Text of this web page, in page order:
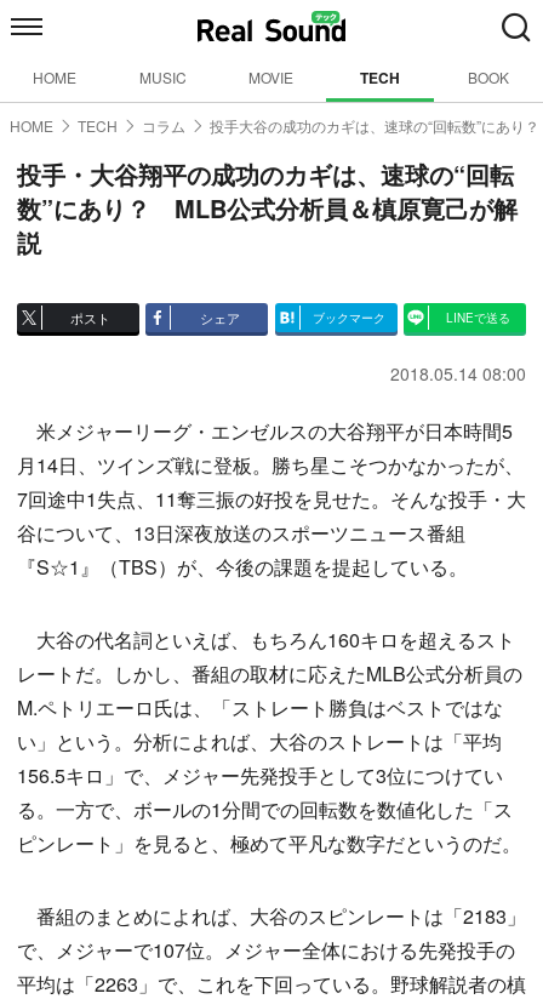
HOME MUSIC MOVIE TECH BOOK
HOME TECH コラム 投手大谷の成功のカギは、速球の“回転数”にあり？
投手・大谷翔平の成功のカギは、速球の“回転
数”にあり？ MLB公式分析員＆槙原寛己が解
説
ポスト シェア ブックマーク LINEで送る
2018.05.14 08:00
米メジャーリーグ・エンゼルスの大谷翔平が日本時間5
月14日、ツインズ戦に登板。勝ち星こそつかなかったが、
7回途中1失点、11奪三振の好投を見せた。そんな投手・大
谷について、13日深夜放送のスポーツニュース番組
『S☆1』（TBS）が、今後の課題を提起している。
大谷の代名詞といえば、もちろん160キロを超えるスト
レートだ。しかし、番組の取材に応えたMLB公式分析員の
M.ペトリエーロ氏は、「ストレート勝負はベストではな
い」という。分析によれば、大谷のストレートは「平均
156.5キロ」で、メジャー先発投手として3位につけてい
る。一方で、ボールの1分間での回転数を数値化した「ス
ピンレート」を見ると、極めて平凡な数字だというのだ。
番組のまとめによれば、大谷のスピンレートは「2183」
で、メジャーで107位。メジャー全体における先発投手の
平均は「2263」で、これを下回っている。野球解説者の槙